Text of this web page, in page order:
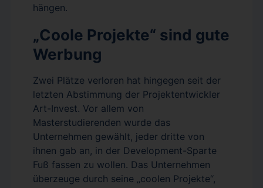
hängen.
„Coole Projekte“ sind gute
Werbung
Zwei Plätze verloren hat hingegen seit der
letzten Abstimmung der Projektentwickler
Art-Invest. Vor allem von
Masterstudierenden wurde das
Unternehmen gewählt, jeder dritte von
ihnen gab an, in der Development-Sparte
Fuß fassen zu wollen. Das Unternehmen
überzeuge durch seine „coolen Projekte“,